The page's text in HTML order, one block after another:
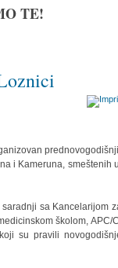
TE!
i Kameruna, smeštenih
sa Kancelarijom
školom, APC/
su pravili